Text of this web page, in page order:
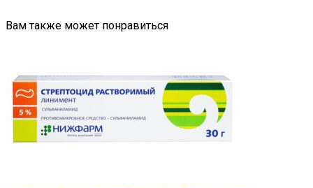
Вам также может понравиться